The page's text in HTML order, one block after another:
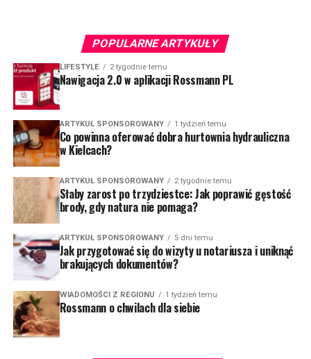
POPULARNE ARTYKUŁY
LIFESTYLE 2 tygodnie temu
Nawigacja 2.0 w aplikacji Rossmann PL
ARTYKUŁ SPONSOROWANY 1 tydzień temu
Co powinna oferować dobra hurtownia hydrauliczna
w Kielcach?
ARTYKUŁ SPONSOROWANY 2 tygodnie temu
Słaby zarost po trzydziestce: Jak poprawić gęstość
brody, gdy natura nie pomaga?
ARTYKUŁ SPONSOROWANY 5 dni temu
Jak przygotować się do wizyty u notariusza i uniknąć
brakujących dokumentów?
WIADOMOŚCI Z REGIONU 1 tydzień temu
Rossmann o chwilach dla siebie